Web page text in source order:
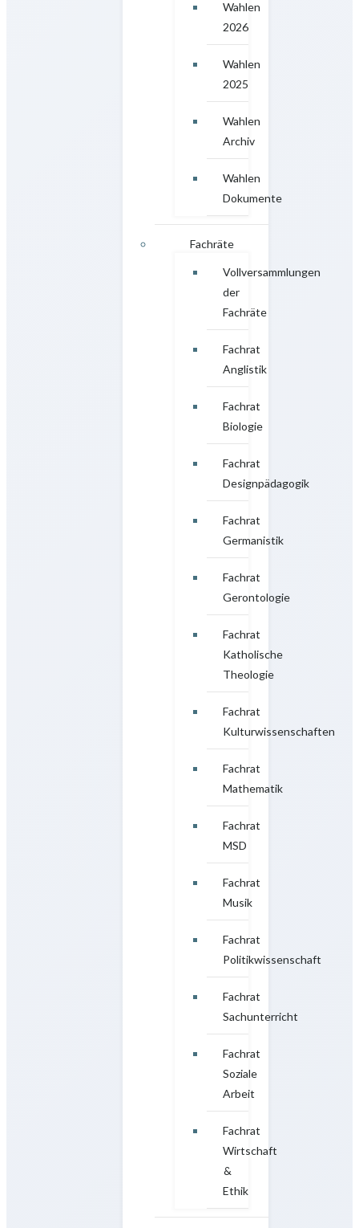
Wahlen
2026
Wahlen
2025
Wahlen
Archiv
Wahlen
Dokumente
Fachräte
Vollversammlungen
der
Fachräte
Fachrat
Anglistik
Fachrat
Biologie
Fachrat
Designpädagogik
Fachrat
Germanistik
Fachrat
Gerontologie
Fachrat
Katholische
Theologie
Fachrat
Kulturwissenschaften
Fachrat
Mathematik
Fachrat
MSD
Fachrat
Musik
Fachrat
Politikwissenschaft
Fachrat
Sachunterricht
Fachrat
Soziale
Arbeit
Fachrat
Wirtschaft
&
Ethik